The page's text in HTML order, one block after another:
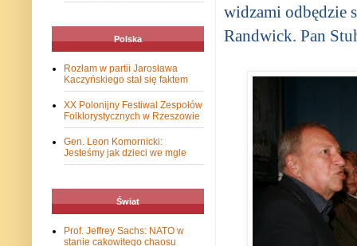
widzami odbędzie
Randwick. Pan
Polska
Rozłam w partii Jarosława
Kaczyńskiego stał się faktem
XX Polonijny Festiwal Zespołów
Folklorystycznych w Rzeszowie
Gen. Leon Komornicki:
Jesteśmy jak dzieci we mgle
Świat
Prof. Jeffrey Sachs: NATO w
stanie cakowitego chaosu